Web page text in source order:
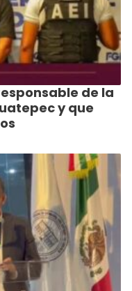
de la
y que